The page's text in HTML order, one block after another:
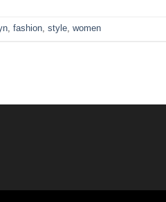
, fashion, style, women